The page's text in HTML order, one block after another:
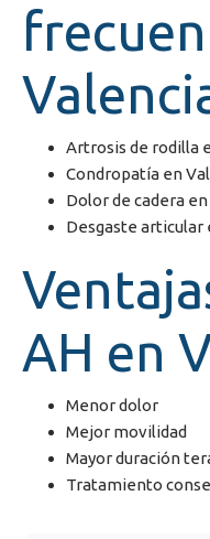
Artrosis de rodilla
Condropatía en
Dolor de cadera
Desgaste articular
AH en
Menor dolor
Mejor movilidad
Mayor duración
Tratamiento